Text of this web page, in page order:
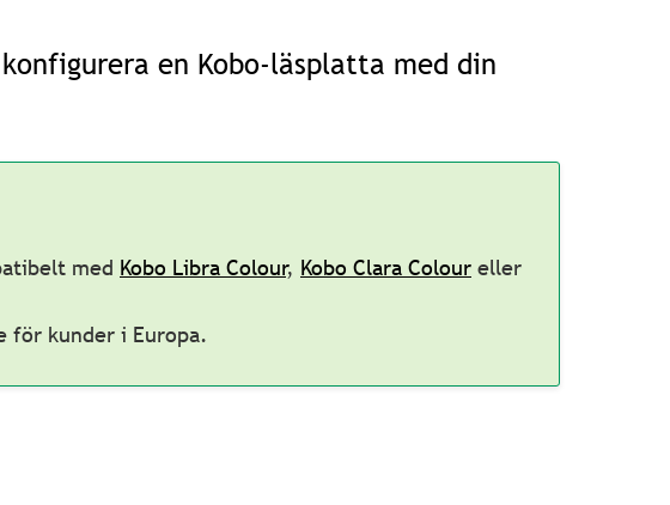
en Kobo-läsplatta med din
med Kobo Libra Colour, Kobo Clara Colour eller
för kunder i Europa.